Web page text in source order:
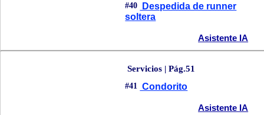
#40
Despedida de runner
soltera
Asistente IA
Servicios | Pág.51
#41 Condorito
Asistente IA